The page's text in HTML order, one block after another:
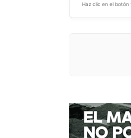
Haz clic en el